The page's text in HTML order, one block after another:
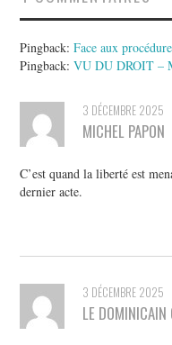
Pingback:Face aux
Pingback:VU DU DROIT –
3 DÉCEMBRE 2025
MICHEL PAPON
C’est quand la liberté est
dernier acte.
3 DÉCEMBRE 2025
LE DOMINICAIN